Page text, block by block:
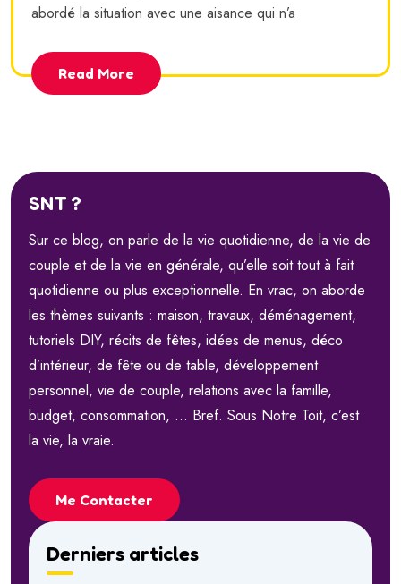
abordé la situation avec une aisance qui n’a
Read More
SNT ?
Sur ce blog, on parle de la vie quotidienne, de la vie de
couple et de la vie en générale, qu’elle soit tout à fait
quotidienne ou plus exceptionnelle. En vrac, on aborde
les thèmes suivants : maison, travaux, déménagement,
tutoriels DIY, récits de fêtes, idées de menus, déco
d’intérieur, de fête ou de table, développement
personnel, vie de couple, relations avec la famille,
budget, consommation, … Bref. Sous Notre Toit, c’est
la vie, la vraie.
Me Contacter
Derniers articles